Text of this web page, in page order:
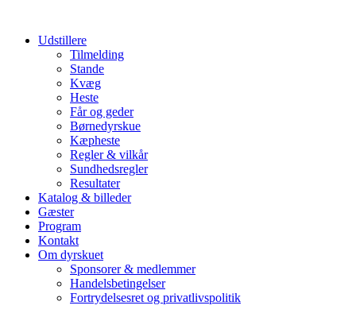
Udstillere
Tilmelding
Stande
Kvæg
Heste
Får og geder
Børnedyrskue
Kæpheste
Regler & vilkår
Sundhedsregler
Resultater
Katalog & billeder
Gæster
Program
Kontakt
Om dyrskuet
Sponsorer & medlemmer
Handelsbetingelser
Fortrydelsesret og privatlivspolitik